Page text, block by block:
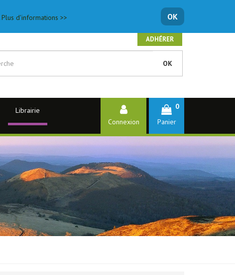
Plus d'informations >> OK
ADHÉRER
OK
Librairie
Connexion
0
Panier